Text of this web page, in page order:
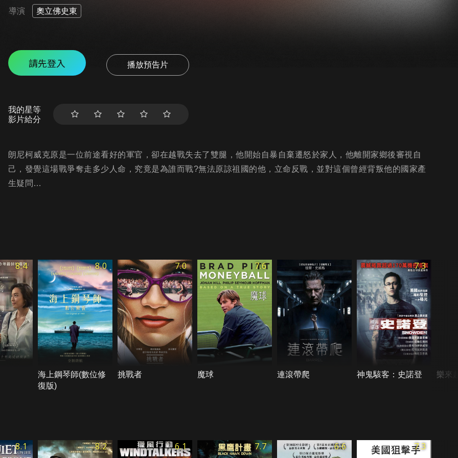
導演 奧立佛史東
請先登入 播放預告片
我的星等
影片給分
朗尼柯威克原是一位前途看好的軍官，卻在越戰失去了雙腿，他開始自暴自棄遷怒於家人，他離開家鄉後審視自
己，發覺這場戰爭奪走多少人命，究竟是為誰而戰?無法原諒祖國的他，立命反戰，並對這個曾經背叛他的國家產
生疑問…
8.4 8.0
海上鋼琴師(數位修
復版)
7.0
挑戰者
7.6
魔球 連滾帶爬
7.3
神鬼駭客：史諾登 樂來
8.1 8.2 6.1 7.7 6.6 7.3